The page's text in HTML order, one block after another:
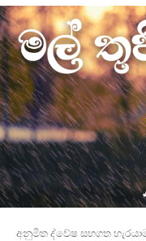
අනුමිත ද්වේෂ සහගත